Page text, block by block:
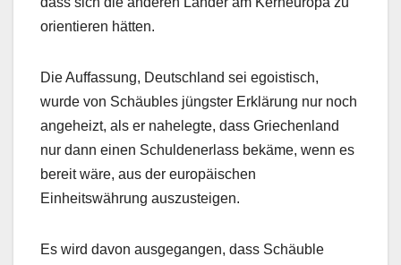
orientieren hätten.
Die Auffassung, Deutschland sei egoistisch,
wurde von Schäubles jüngster Erklärung nur noch
angeheizt, als er nahelegte, dass Griechenland
nur dann einen Schuldenerlass bekäme, wenn es
bereit wäre, aus der europäischen
Einheitswährung auszusteigen.
Es wird davon ausgegangen, dass Schäuble